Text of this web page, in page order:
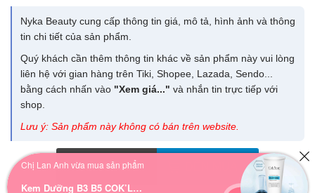
Nyka Beauty cung cấp thông tin giá, mô tả, hình ảnh và thông
tin chi tiết của sản phẩm.
Quý khách cần thêm thông tin khác về sản phẩm này vui lòng
liên hệ với gian hàng trên Tiki, Shopee, Lazada, Sendo...
bằng cách nhấn vào "Xem giá..." và nhắn tin trực tiếp với
shop.
Lưu ý: Sản phẩm này không có bán trên website.
Giá 99.000đ
Chị Lan Anh vừa mua sản phẩm
Kem Dưỡng B3 B5 COK’LEAR: Phục Hồi, Cấp Nước & Căng Bóng